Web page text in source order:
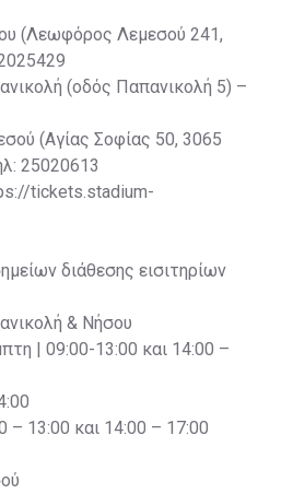
(Λεωφόρος Λεμεσού 241,
(οδός Παπανικολή 5) –
(Αγίας Σοφίας 50, 3065
25020613
tickets.stadium-
διάθεσης εισιτηρίων
& Νήσου
| 09:00-13:00 και 14:00 –
13:00 και 14:00 – 17:00